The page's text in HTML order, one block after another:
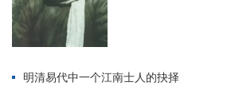
明清易代中一个江南士人的抉择